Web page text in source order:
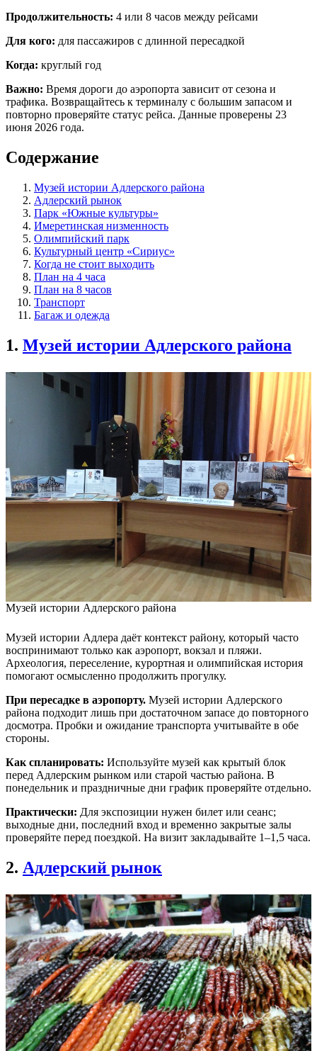
Продолжительность: 4 или 8 часов между рейсами
Для кого: для пассажиров с длинной пересадкой
Когда: круглый год
Важно: Время дороги до аэропорта зависит от сезона и
трафика. Возвращайтесь к терминалу с большим запасом и
повторно проверяйте статус рейса. Данные проверены 23
июня 2026 года.
Содержание
Музей истории Адлерского района
Адлерский рынок
Парк «Южные культуры»
Имеретинская низменность
Олимпийский парк
Культурный центр «Сириус»
Когда не стоит выходить
План на 4 часа
План на 8 часов
Транспорт
Багаж и одежда
1. Музей истории Адлерского района
Музей истории Адлерского района
Музей истории Адлера даёт контекст району, который часто
воспринимают только как аэропорт, вокзал и пляжи.
Археология, переселение, курортная и олимпийская история
помогают осмысленно продолжить прогулку.
При пересадке в аэропорту. Музей истории Адлерского
района подходит лишь при достаточном запасе до повторного
досмотра. Пробки и ожидание транспорта учитывайте в обе
стороны.
Как спланировать: Используйте музей как крытый блок
перед Адлерским рынком или старой частью района. В
понедельник и праздничные дни график проверяйте отдельно.
Практически: Для экспозиции нужен билет или сеанс;
выходные дни, последний вход и временно закрытые залы
проверяйте перед поездкой. На визит закладывайте 1–1,5 часа.
2. Адлерский рынок